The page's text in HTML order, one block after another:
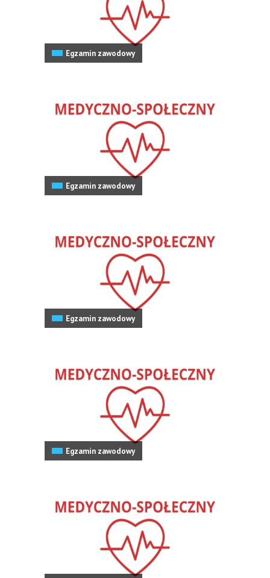
Egzamin zawodowy
Egzamin zawodowy
Egzamin zawodowy
Egzamin zawodowy